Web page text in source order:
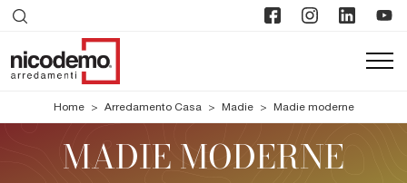
Home > Arredamento Casa > Madie > Madie moderne
MADIE MODERNE